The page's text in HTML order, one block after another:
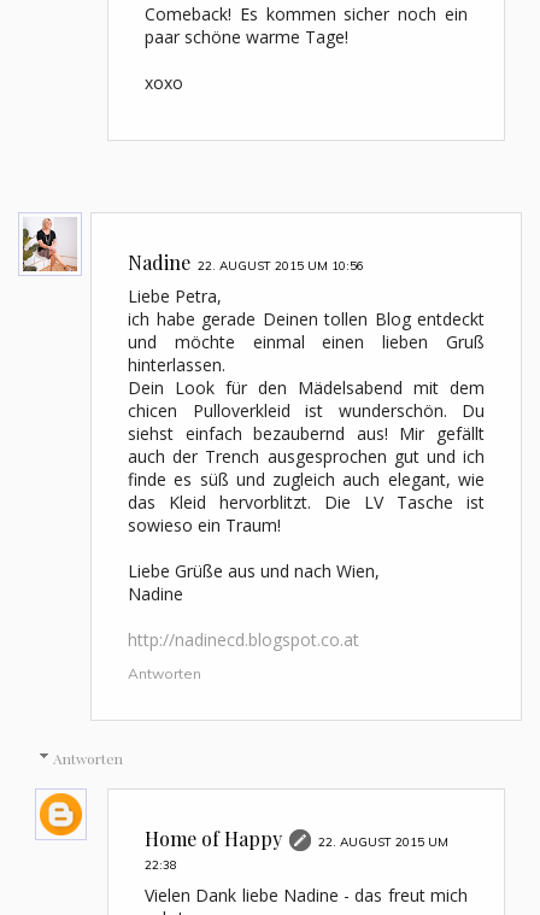
Comeback! Es kommen sicher noch ein
paar schöne warme Tage!
xoxo
Nadine 22. AUGUST 2015 UM 10:56
Liebe Petra,
ich habe gerade Deinen tollen Blog entdeckt
und möchte einmal einen lieben Gruß
hinterlassen.
Dein Look für den Mädelsabend mit dem
chicen Pulloverkleid ist wunderschön. Du
siehst einfach bezaubernd aus! Mir gefällt
auch der Trench ausgesprochen gut und ich
finde es süß und zugleich auch elegant, wie
das Kleid hervorblitzt. Die LV Tasche ist
sowieso ein Traum!
Liebe Grüße aus und nach Wien,
Nadine
http://nadinecd.blogspot.co.at
Antworten
Antworten
Home of Happy
22. AUGUST 2015 UM
22:38
Vielen Dank liebe Nadine - das freut mich